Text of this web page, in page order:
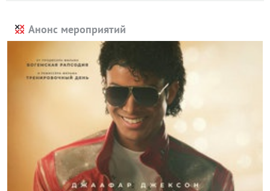
Анонс мероприятий